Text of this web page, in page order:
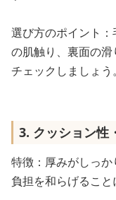
選び方のポイント
の肌触り、裏面の
チェックしましょう。
3. クッション性
特徴：厚みがしっ
負担を和らげること